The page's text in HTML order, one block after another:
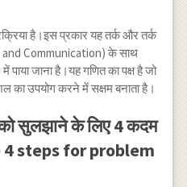
है।इस प्रकार यह तर्क और तर्क
Communication) के साथ
जाना है।यह गणित का पक्ष है जो
का उपयोग करने में सक्षम बनाता है।
सुलझाने के लिए 4 कदम
4 steps for problem